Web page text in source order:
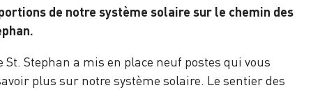
de notre système solaire sur le chemin des
St. Stephan a mis en place neuf postes qui vous
plus sur notre système solaire. Le sentier des